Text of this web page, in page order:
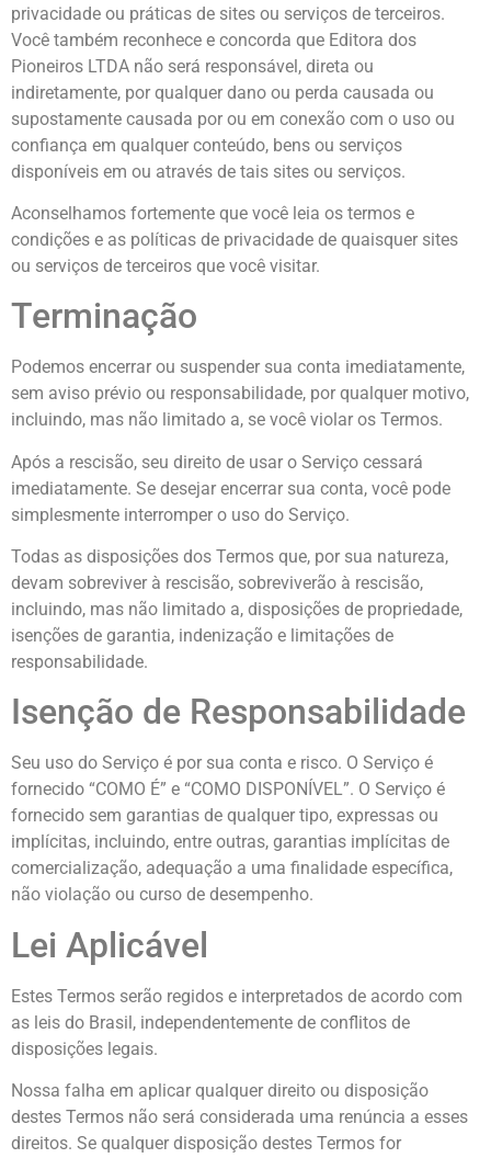
privacidade ou práticas de sites ou serviços de terceiros.
Você também reconhece e concorda que Editora dos
Pioneiros LTDA não será responsável, direta ou
indiretamente, por qualquer dano ou perda causada ou
supostamente causada por ou em conexão com o uso ou
confiança em qualquer conteúdo, bens ou serviços
disponíveis em ou através de tais sites ou serviços.
Aconselhamos fortemente que você leia os termos e
condições e as políticas de privacidade de quaisquer sites
ou serviços de terceiros que você visitar.
Terminação
Podemos encerrar ou suspender sua conta imediatamente,
sem aviso prévio ou responsabilidade, por qualquer motivo,
incluindo, mas não limitado a, se você violar os Termos.
Após a rescisão, seu direito de usar o Serviço cessará
imediatamente. Se desejar encerrar sua conta, você pode
simplesmente interromper o uso do Serviço.
Todas as disposições dos Termos que, por sua natureza,
devam sobreviver à rescisão, sobreviverão à rescisão,
incluindo, mas não limitado a, disposições de propriedade,
isenções de garantia, indenização e limitações de
responsabilidade.
Isenção de Responsabilidade
Seu uso do Serviço é por sua conta e risco. O Serviço é
fornecido “COMO É” e “COMO DISPONÍVEL”. O Serviço é
fornecido sem garantias de qualquer tipo, expressas ou
implícitas, incluindo, entre outras, garantias implícitas de
comercialização, adequação a uma finalidade específica,
não violação ou curso de desempenho.
Lei Aplicável
Estes Termos serão regidos e interpretados de acordo com
as leis do Brasil, independentemente de conflitos de
disposições legais.
Nossa falha em aplicar qualquer direito ou disposição
destes Termos não será considerada uma renúncia a esses
direitos. Se qualquer disposição destes Termos for